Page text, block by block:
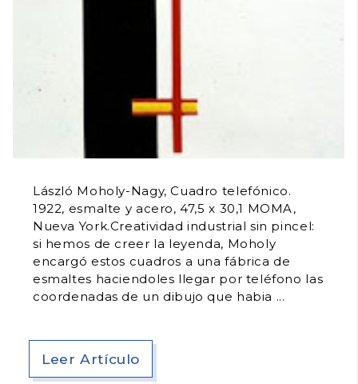
László Moholy-Nagy, Cuadro telefónico.
1922, esmalte y acero, 47,5 x 30,1 MOMA,
Nueva York.Creatividad industrial sin pincel:
si hemos de creer la leyenda, Moholy
encargó estos cuadros a una fábrica de
esmaltes haciendoles llegar por teléfono las
coordenadas de un dibujo que habia
Leer Artículo